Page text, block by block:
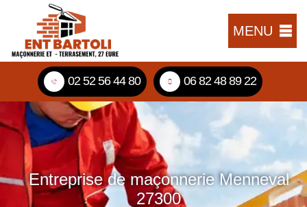
MENU
02 52 56 44 80 06 82 48 89 22
Entreprise de maçonnerie Menneval
27300